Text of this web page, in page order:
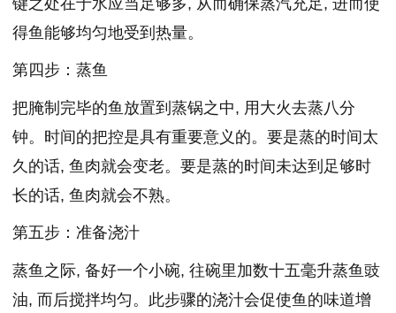
得鱼能够均匀地受到热量。
第四步：蒸鱼
把腌制完毕的鱼放置到蒸锅之中, 用大火去蒸八分
钟。时间的把控是具有重要意义的。要是蒸的时间太
久的话, 鱼肉就会变老。要是蒸的时间未达到足够时
长的话, 鱼肉就会不熟。
第五步：准备浇汁
蒸鱼之际, 备好一个小碗, 往碗里加数十五毫升蒸鱼豉
油, 而后搅拌均匀。此步骤的浇汁会促使鱼的味道增